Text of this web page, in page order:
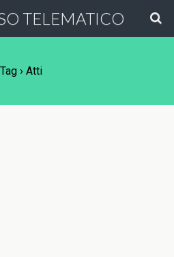
TELEMATICO
Tag › Atti